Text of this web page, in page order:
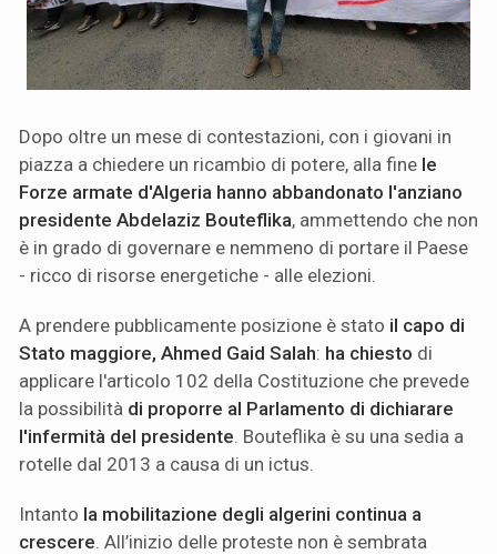
Dopo oltre un mese di contestazioni, con i giovani in
piazza a chiedere un ricambio di potere, alla fine le
Forze armate d'Algeria hanno abbandonato l'anziano
presidente Abdelaziz Bouteflika, ammettendo che non
è in grado di governare e nemmeno di portare il Paese
- ricco di risorse energetiche - alle elezioni.
A prendere pubblicamente posizione è stato il capo di
Stato maggiore, Ahmed Gaid Salah: ha chiesto di
applicare l'articolo 102 della Costituzione che prevede
la possibilità di proporre al Parlamento di dichiarare
l'infermità del presidente . Bouteflika è su una sedia a
rotelle dal 2013 a causa di un ictus.
Intanto la mobilitazione degli algerini continua a
crescere . All’inizio delle proteste non è sembrata